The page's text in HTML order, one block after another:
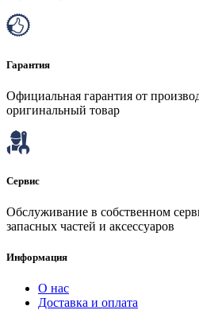
Гарантия
Официальная гарантия от
оригинальный товар
Сервис
Обслуживание в собственном
запасных частей и аксессуаров
Информация
О нас
Доставка и оплата